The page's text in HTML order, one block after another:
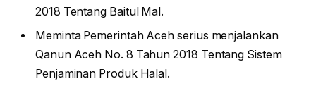
2018 Tentang Baitul Mal.
Meminta Pemerintah Aceh serius menjalankan
Qanun Aceh No. 8 Tahun 2018 Tentang Sistem
Penjaminan Produk Halal.